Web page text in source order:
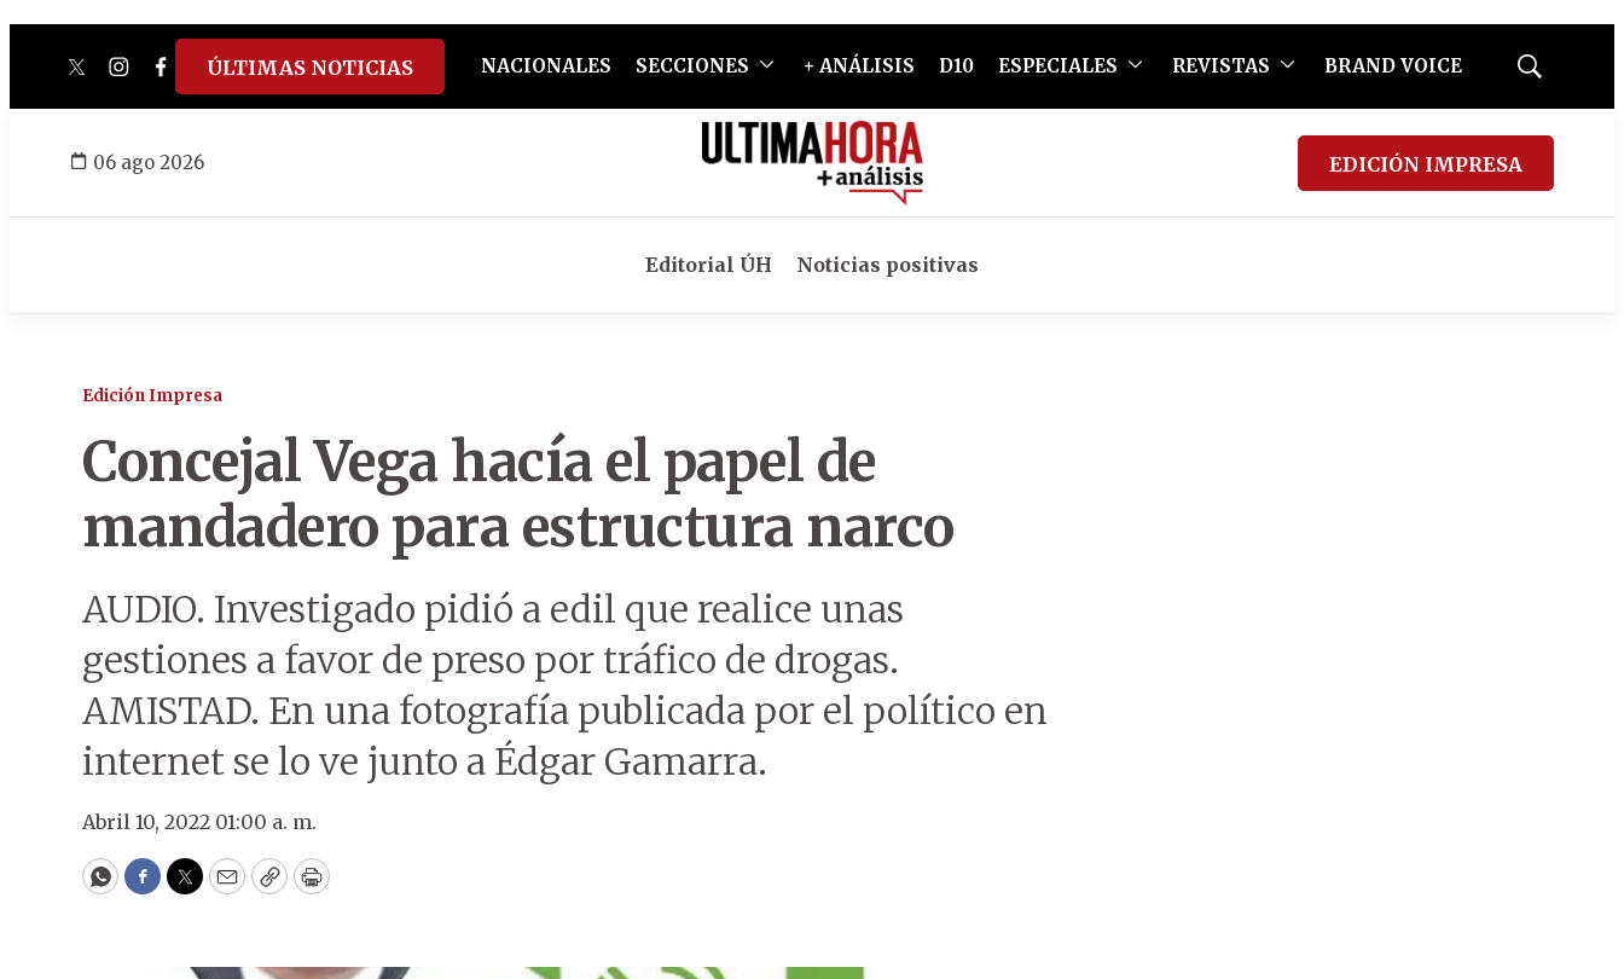
twitterinstagram
facebook
tiktokyoutube
spotify
ÚLTIMAS NOTICIAS NACIONALES SECCIONES + ANÁLISIS D10 ESPECIALES REVISTAS BRAND VOICE
Mostrar
06 ago 2026 EDICIÓN IMPRESA
Editorial ÚH Noticias positivas
Edición Impresa
Concejal Vega hacía el papel de
mandadero para estructura narco
AUDIO. Investigado pidió a edil que realice unas
gestiones a favor de preso por tráfico de drogas.
AMISTAD. En una fotografía publicada por el político en
internet se lo ve junto a Édgar Gamarra.
Abril 10, 2022 01:00 a. m.
WhatsApp
Facebook
Twitter
EmailCopyPrint